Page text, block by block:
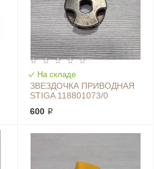
На складе
ЗВЕЗДОЧКА ПРИВОДНАЯ
STIGA 118801073/0
600 ₽